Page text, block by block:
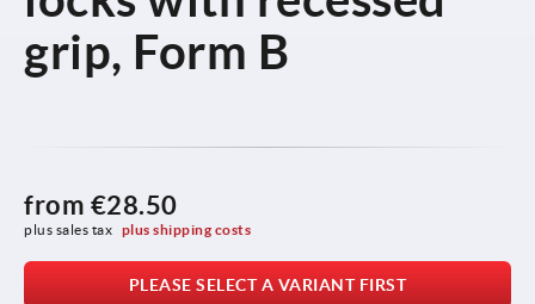
grip, Form B
from €28.50
plus sales tax plus shipping costs
PLEASE SELECT A VARIANT FIRST